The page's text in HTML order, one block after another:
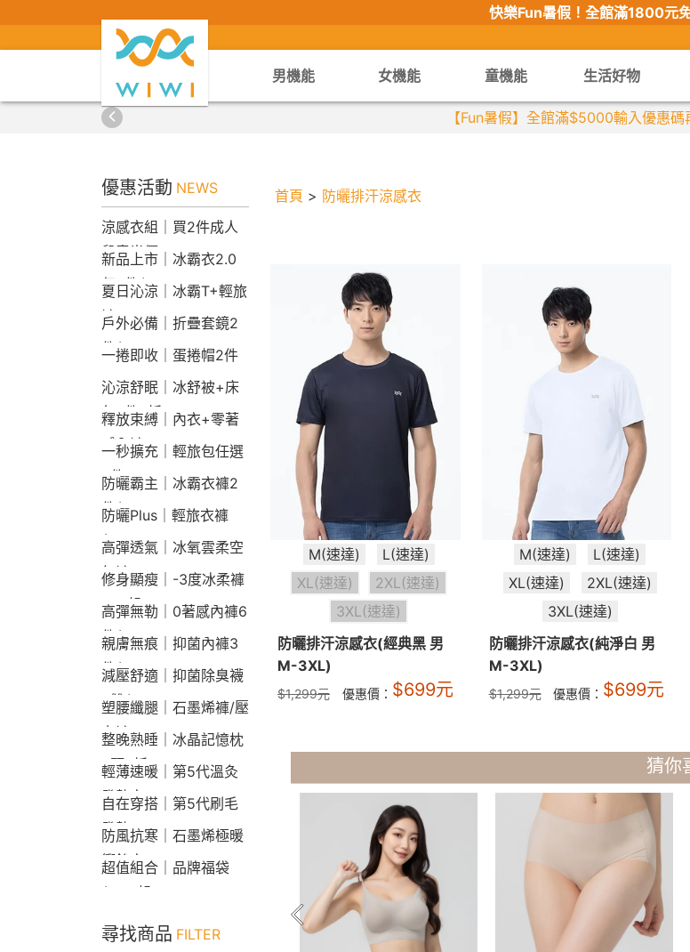
快樂Fun暑假！ 全館滿1800元
男機能 女機能 童機能 生活好物
【Fun暑假】全館滿$5000輸入優惠
優惠活動 NEWS
涼感衣組｜買2件成人
兒童半價
新品上市｜冰霸衣2.0
任2件$2290
夏日沁涼｜冰霸T+輕旅
褲
戶外必備｜折疊套鏡2
件$1790
一捲即收｜蛋捲帽2件
1790
沁涼舒眠｜冰舒被+床
包2件9折
釋放束縛｜內衣+零著
感內褲
一秒擴充｜輕旅包任選
2件2190
防曬霸主｜冰霸衣褲2
件$1790
防曬Plus｜輕旅衣褲
$2190
高彈透氣｜冰氧雲柔空
氣褲
修身顯瘦｜-3度冰柔褲
790起
高彈無勒｜0著感內褲6
件$1290
親膚無痕｜抑菌內褲3
件$790
減壓舒適｜抑菌除臭襪
3雙$660
塑腰纖腿｜石墨烯褲/壓
力褲
整晚熟睡｜冰晶記憶枕
2顆9折
輕薄速暖｜第5代溫灸
發熱衣
自在穿搭｜第5代刷毛
發熱Bra T
防風抗寒｜石墨烯極暖
衝鋒衣
超值組合｜品牌福袋
$599起
尋找商品 FILTER
首頁 > 防曬排汗涼感衣
M(速達)
L(速達)
XL(速達)
2XL(速達)
3XL(速達)
防曬排汗涼感衣(經典黑 男
M-3XL)
$1,299元 優惠價： $699元
M(速達)
L(速達)
XL(速達)
2XL(速達)
3XL(速達)
防曬排汗涼感衣(純淨白 男
M-3XL)
$1,299元 優惠價： $699元
猜你